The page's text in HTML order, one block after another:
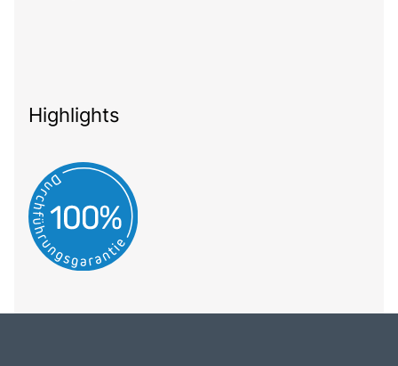
Highlights